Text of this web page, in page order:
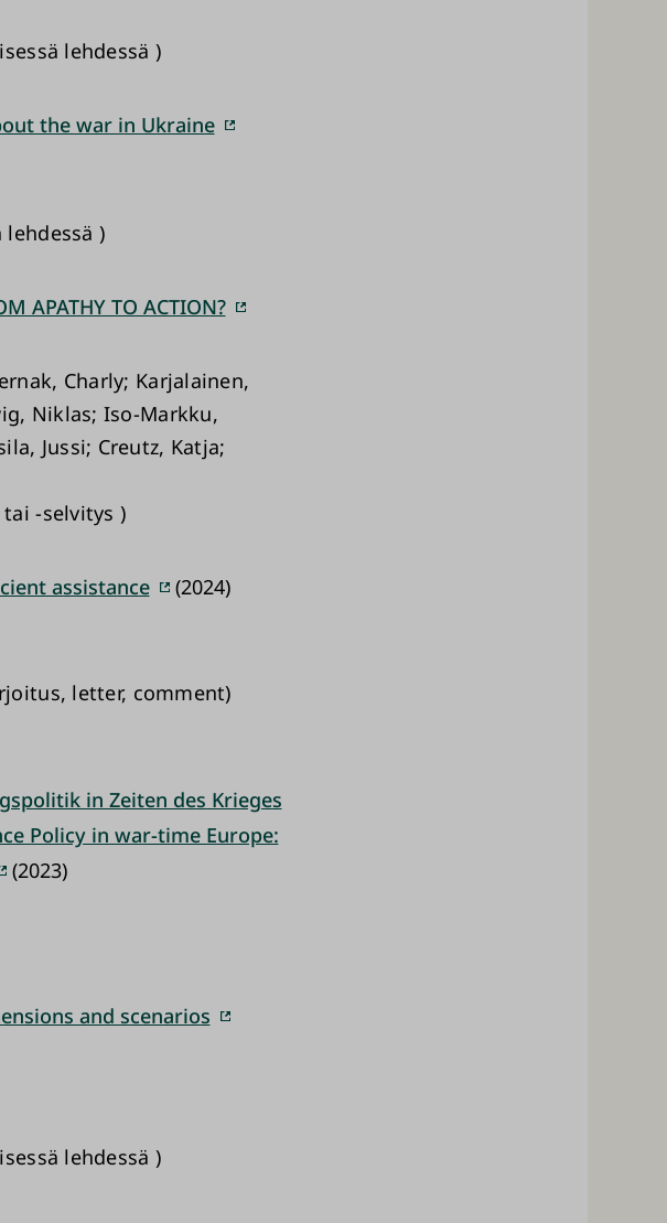
lehdessä )
the war in Ukraine
)
APATHY TO ACTION?
Charly; Karjalainen,
Niklas; Iso-Markku,
Jussi; Creutz, Katja;
-selvitys )
assistance
(2024)
letter, comment)
in Zeiten des Krieges
Policy in war-time Europe:
(2023)
and scenarios
lehdessä )